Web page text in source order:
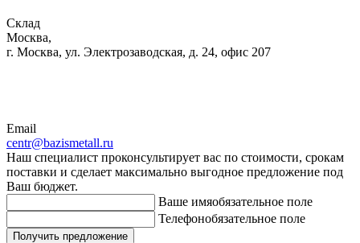
Склад
Москва,
г. Москва, ул. Электрозаводская, д. 24, офис 207
Email
centr@bazismetall.ru
Наш специалист проконсультирует вас по стоимости, срокам
поставки и сделает максимально выгодное предложение под
Ваш бюджет.
Ваше имяобязательное поле
Телефонобязательное поле
Получить предложение